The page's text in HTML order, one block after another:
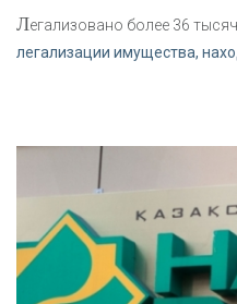
Легализовано более 36
легализации имущества,